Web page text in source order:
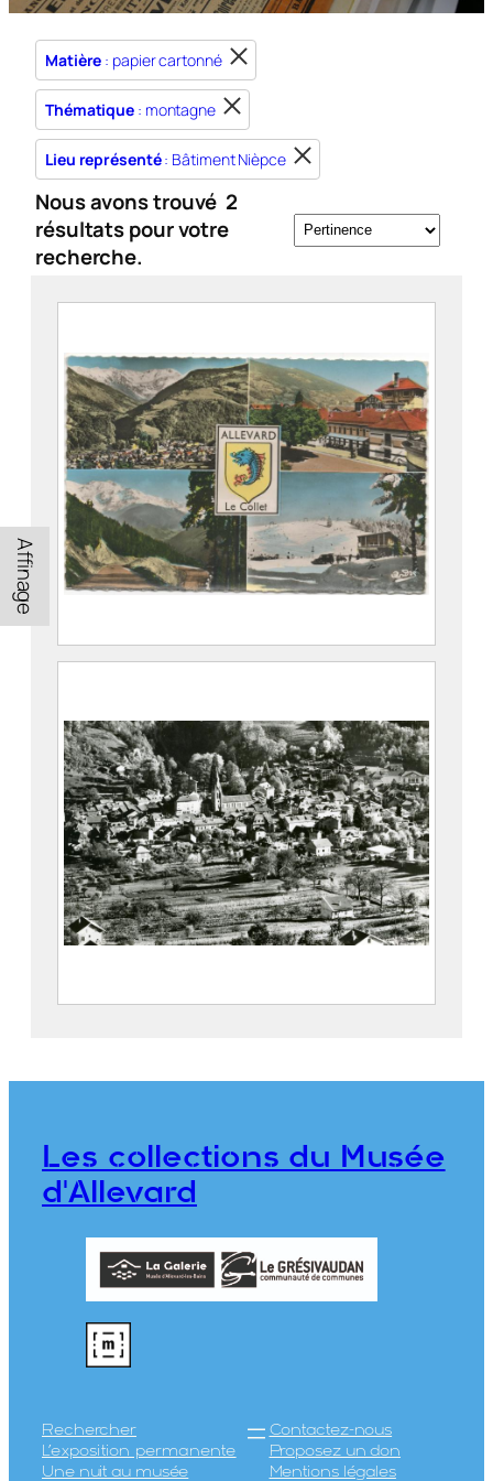
Matière : papier cartonné
Thématique : montagne
Lieu représenté: Bâtiment Nièpce
Nous avons trouvé 2
résultats pour votre
recherche.
Affinage
Allevard-les-Bains et le Collet : Vue
Edition André
2022.8.5
Allevard-les-Bains en gros plan
Marcellin, 1893 – Allevard, 1962)
CE2020.1.368
Les collections du Musée
d'Allevard
Rechercher
L’exposition permanente
Une nuit au musée
Contactez-nous
Proposez un don
Mentions légales